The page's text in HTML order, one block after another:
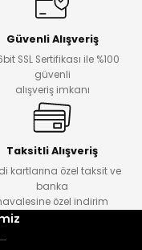
Güvenli Alışveriş
SSL Sertifikası ile %100
güvenli
alışveriş imkanı
Taksitli Alışveriş
kartlarına özel taksit ve
banka
özel indirim